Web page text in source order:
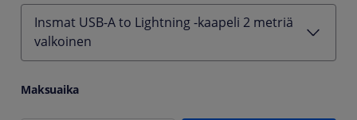
Insmat USB-A to Lightning -kaapeli 2 metriä
valkoinen
Maksuaika